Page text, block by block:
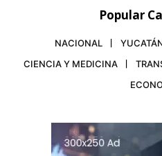
Popular
NACIONAL
CIENCIA Y MEDICINA